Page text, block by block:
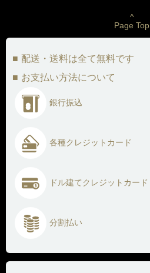
^
Page Top
配送・送料は全て無料です
お支払い方法について
銀行振込
各種クレジットカード
ドル建てクレジットカード
分割払い